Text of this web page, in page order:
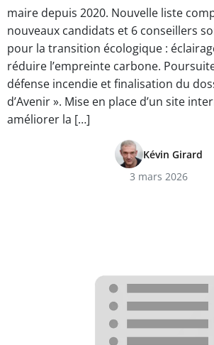
maire depuis 2020. Nouvelle liste
nouveaux candidats et 6 conseillers
pour la transition écologique :
réduire l’empreinte carbone.
défense incendie et finalisation du
d’Avenir ». Mise en place d’un site
améliorer la […]
Kévin Girard
3 mars 2026